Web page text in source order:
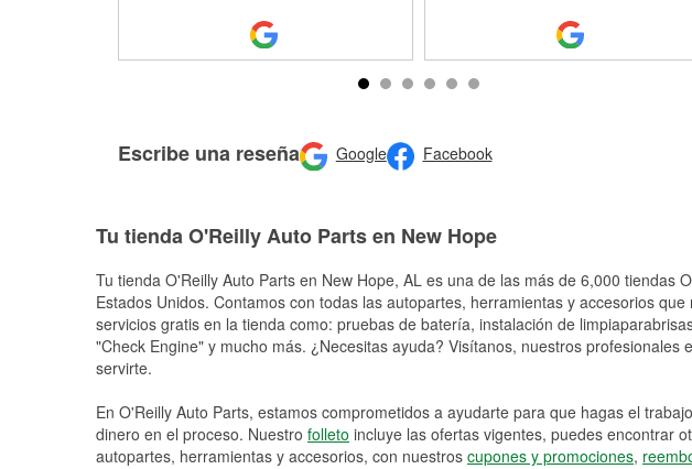
Escribe una reseña Google Facebook
Tu tienda O'Reilly Auto Parts en New Hope
Tu tienda O'Reilly Auto Parts en New Hope, AL es una de las más de 6,000 tiendas
Estados Unidos. Contamos con todas las autopartes, herramientas y accesorios
servicios gratis en la tienda como: pruebas de batería, instalación de
"Check Engine" y mucho más. ¿Necesitas ayuda? Visítanos, nuestros profesionales
servirte.
En O'Reilly Auto Parts, estamos comprometidos a ayudarte para que hagas el
dinero en el proceso. Nuestro folleto incluye las ofertas vigentes, puedes encontrar
autopartes, herramientas y accesorios, con nuestros cupones y promociones,